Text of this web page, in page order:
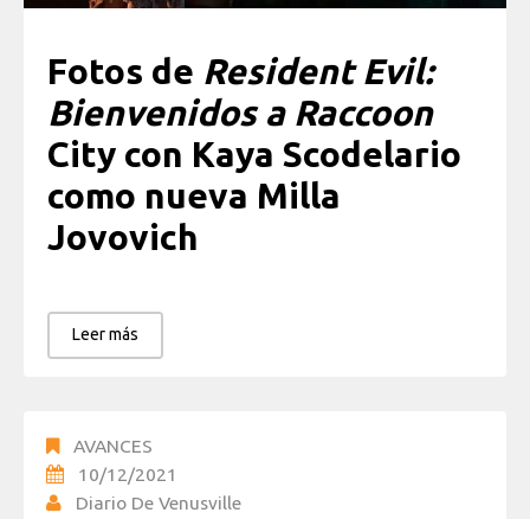
Fotos de Resident Evil:
Bienvenidos a Raccoon
City con Kaya Scodelario
como nueva Milla
Jovovich
Leer más
AVANCES
10/12/2021
Diario De Venusville